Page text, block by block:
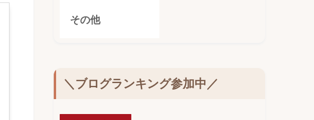
その他
＼ブログランキング参加中／